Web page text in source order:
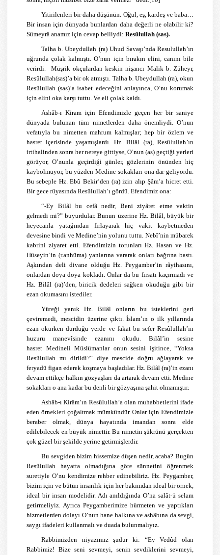
Yitirilenleri bir daha düşünün. Oğul, eş, kardeş ve baba…
Bir insan için dünyada bunlardan daha değerli ne olabilir ki?
Sümeyrâ anamız için cevap belliydi: Resûlullah (sas).
Talha b. Ubeydullah (ra) Uhud Savaşı’nda Resulullah’ın
uğrunda çolak kalmıştı. O’nun için bırakın elini, canını bile
verirdi. Müşrik okçulardan keskin nişancı Malik b. Züheyr,
Resûlullah(sas)’a bir ok atmıştı. Talha b. Ubeydullah (ra), okun
Resûlullah (sas)’a isabet edeceğini anlayınca, O’nu korumak
için elini oka karşı tuttu. Ve eli çolak kaldı.
Ashâb-ı Kiram için Efendimizle geçen her bir saniye
dünyada bulunan tüm nimetlerden daha önemliydi. O’nun
vefatıyla bu nimetten mahrum kalmışlar; hep bir özlem ve
hasret içerisinde yaşamışlardı. Hz. Bilâl (ra), Resûlullah’ın
irtihalinden sonra her nereye gittiyse, O’nun (as) geçtiği yerleri
görüyor, O’nunla geçirdiği günler, gözlerinin önünden hiç
kaybolmuyor, bu yüzden Medine sokakları ona dar geliyordu.
Bu sebeple Hz. Ebû Bekir’den (ra) izin alıpŞâm’a hicret etti.
Bir gece rüyasında Resûlullah’ı gördü. Efendimiz ona:
“-Ey Bilâlbu cefâ nedir, Beni ziyâret etme vaktin
gelmedi mi?” buyurdular. Bunun üzerine Hz. Bilâl, büyük bir
heyecanla yatağından fırlayarak hiç vakit kaybetmeden
devesine bindi ve Medine’nin yolunu tuttu. Nebî’nin mübarek
kabrini ziyaret etti. Efendimizin torunları Hz. Hasan ve Hz.
Hüseyin’in (r.anhüma) yanlarına vararak onları bağrına bastı.
Aşkından deli divane olduğu Hz. Peygamber’in râyihasını,
onlardan doya doya kokladı. Onlar da bu fırsatı kaçırmadı ve
Hz. Bilâl (ra)’den, biricik dedeleri sağken okuduğu gibi bir
ezan okumasını istediler.
Yüreği yanık Hz. Bilâl onların bu isteklerini geri
çeviremedi, mescidin üzerine çıktı. İslam’ın o ilk yıllarında
ezan okurken durduğu yerde ve fakat bu sefer Resûlullah’ın
huzuru manevîsinde ezanını okudu. Bilâl’in sesine
hasret Medineli Müslümanlaronun sesini işitince, “Yoksa
Resûlullah mı dirildi?” diye mescide doğru ağlayarak ve
feryadü figan ederek koşmaya başladılar. Hz. Bilâl (ra)’in ezanı
devam ettikçe halkın gözyaşları da artarak devam etti. Medine
sokakları o ana kadar bu denli bir gözyaşına şahit olmamıştır.
Ashâb-ı Kirâm’ın Resûlullah’a olan muhabbetlerini ifade
eden örnekleri çoğaltmak mümkündür. Onlar için Efendimizle
beraber olmak, dünya hayatında imandan sonra elde
edilebilecek en büyük nimettir. Bu nimetin şükrünü gerçekten
çok güzel bir şekilde yerine getirmişlerdir.
Bu sevgiden bizim hissemize düşen nedir, acaba? Bugün
Resûlullah hayatta olmadığına göre sünnetini öğrenmek
suretiyle O’nu kendimize rehber edinebiliriz. Hz. Peygamber,
bizim için ve bütün insanlık için her bakımdan ideal bir örnek,
ideal bir insan modelidir. Adı anıldığında O’na salât-ü selam
getirmeliyiz. Ayrıca Peygamberimize hürmeten ve yaptıkları
hizmetlerden dolayı O’nun hane halkına ve ashâbına da sevgi,
saygı ifadeleri kullanmalı ve duada bulunmalıyız.
Rabbimizden niyazımız şudur ki: “Ey Vedûd olan
Rabbimiz! Bize seni sevmeyi, senin sevdiklerini sevmeyi,